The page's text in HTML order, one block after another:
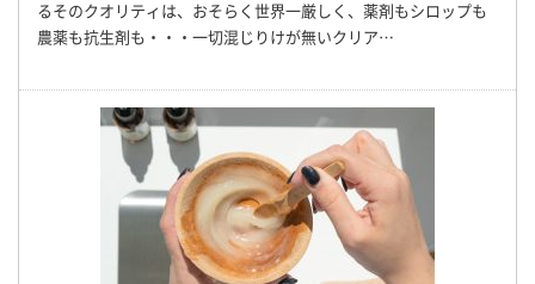
るそのクオリティは、おそらく世界一厳しく、薬剤もシロップも
農薬も抗生剤も・・・一切混じりけが無いクリア…